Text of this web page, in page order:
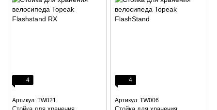
4
Артикул: TW021
4
Артикул: TW006